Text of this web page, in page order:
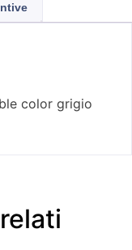
color grigio